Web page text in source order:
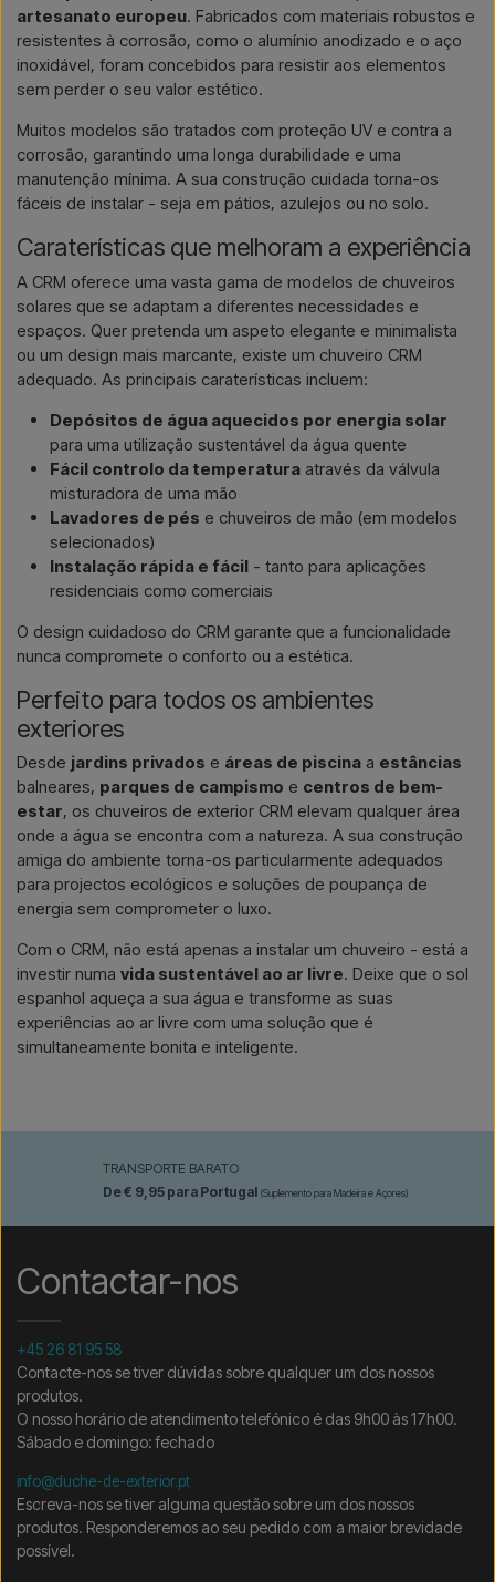
artesanato europeu. Fabricados com materiais robustos e
resistentes à corrosão, como o alumínio anodizado e o aço
inoxidável, foram concebidos para resistir aos elementos
sem perder o seu valor estético.
Muitos modelos são tratados com proteção UV e contra a
corrosão, garantindo uma longa durabilidade e uma
manutenção mínima. A sua construção cuidada torna-os
fáceis de instalar - seja em pátios, azulejos ou no solo.
Caraterísticas que melhoram a experiência
A CRM oferece uma vasta gama de modelos de chuveiros
solares que se adaptam a diferentes necessidades e
espaços. Quer pretenda um aspeto elegante e minimalista
ou um design mais marcante, existe um chuveiro CRM
adequado. As principais caraterísticas incluem:
Depósitos de água aquecidos por energia solar
para uma utilização sustentável da água quente
Fácil controlo da temperatura através da válvula
misturadora de uma mão
Lavadores de pés e chuveiros de mão (em modelos
selecionados)
Instalação rápida e fácil - tanto para aplicações
residenciais como comerciais
O design cuidadoso do CRM garante que a funcionalidade
nunca compromete o conforto ou a estética.
Perfeito para todos os ambientes
exteriores
Desde jardins privados e áreas de piscina a estâncias
balneares, parques de campismo e centros de bem-
estar, os chuveiros de exterior CRM elevam qualquer área
onde a água se encontra com a natureza. A sua construção
amiga do ambiente torna-os particularmente adequados
para projectos ecológicos e soluções de poupança de
energia sem comprometer o luxo.
Com o CRM, não está apenas a instalar um chuveiro - está a
investir numa vida sustentável ao ar livre. Deixe que o sol
espanhol aqueça a sua água e transforme as suas
experiências ao ar livre com uma solução que é
simultaneamente bonita e inteligente.
TRANSPORTE BARATO
De € 9,95 para Portugal (Suplemento para Madeira e Açores)
Contactar-nos
+45 26 81 95 58
Contacte-nos se tiver dúvidas sobre qualquer um dos nossos
produtos.
O nosso horário de atendimento telefónico é das 9h00 às 17h00.
Sábado e domingo: fechado
info@duche-de-exterior.pt
Escreva-nos se tiver alguma questão sobre um dos nossos
produtos. Responderemos ao seu pedido com a maior brevidade
possível.